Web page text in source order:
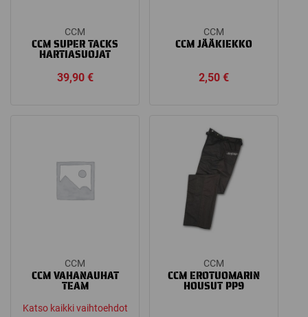
CCM
CCM SUPER TACKS
HARTIASUOJAT
39,90 €
CCM
CCM JÄÄKIEKKO
2,50€
CCM
CCM VAHANAUHAT
TEAM
Katso kaikki vaihtoehdot
CCM
CCM EROTUOMARIN
HOUSUT PP9